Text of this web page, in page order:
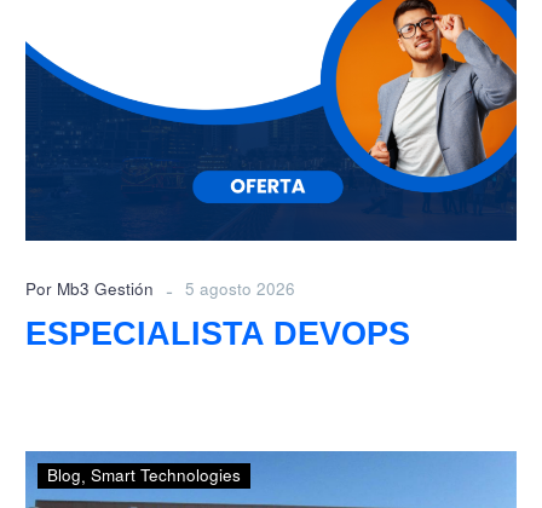
Por Mb3 Gestión - 5 agosto 2026
ESPECIALISTA DEVOPS
Blog Smart Technologies